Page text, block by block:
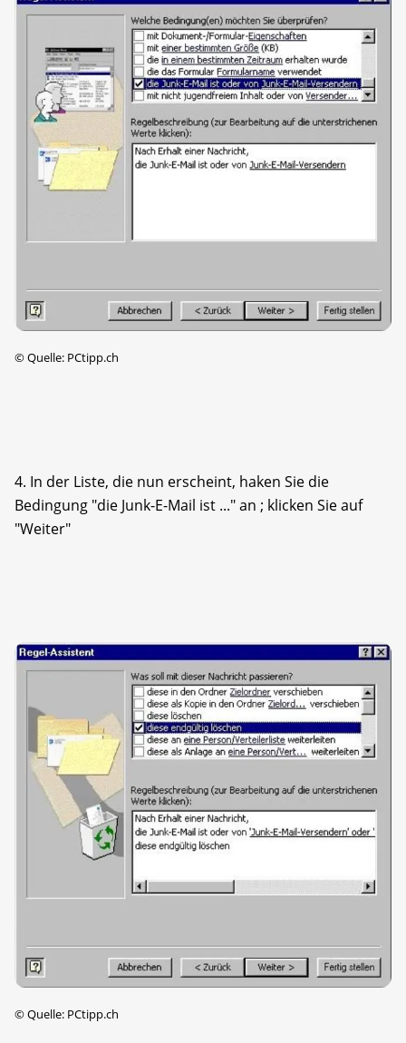
©Quelle: PCtipp.ch
4. In der Liste, die nun erscheint, haken Sie die
Bedingung "die Junk-E-Mail ist ..." an ; klicken Sie auf
"Weiter"
©Quelle: PCtipp.ch